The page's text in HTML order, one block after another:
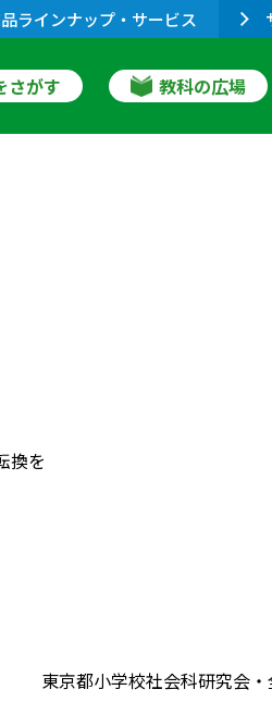
ラインナップ・サービス
さがす 教科の広場
換を
東京都小学校社会科研究会